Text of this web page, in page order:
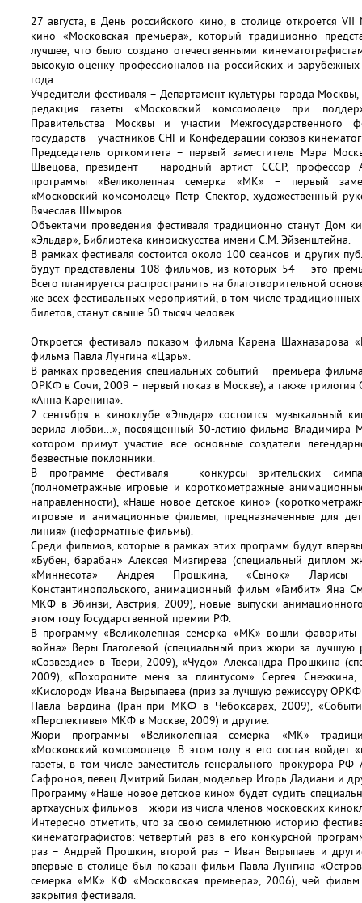
27 августа, в День российского кино, в столице откроется VII
кино «Московская премьера», который традиционно
лучшее, что было создано отечественными
высокую оценку профессионалов на российских и
года.
Учредители фестиваля – Департамент культуры города
редакция газеты «Московский комсомолец» при
Правительства Москвы и участии Межгосударственного
государств – участников СНГ и Конфедерации союзов
Председатель оргкомитета – первый заместитель Мэра
Швецова, президент – народный артист СССР, профессор
программы «Великолепная семерка «МК» – первый
«Московский комсомолец» Петр Спектор, художественный
Вячеслав Шмыров.
Объектами проведения фестиваля традиционно станут Дом
«Эльдар», Библиотека киноискусства имени С.М. Эйзенштейна.
В рамках фестиваля состоится около 100 сеансов и других
будут представлены 108 фильмов, из которых 54 – это
Всего планируется распространить на благотворительной
же всех фестивальных мероприятий, в том числе
билетов, станут свыше 50 тысяч человек.
Откроется фестиваль показом фильма Карена Шахназарова
фильма Павла Лунгина «Царь».
В рамках проведения специальных событий – премьера
ОРКФ в Сочи, 2009 – первый показ в Москве), а также трилогия
«Анна Каренина».
2 сентября в киноклубе «Эльдар» состоится музыкальный
верила любви…», посвященный 30-летию фильма Владимира
котором примут участие все основные создатели
безвестные поклонники.
В программе фестиваля – конкурсы зрительских
(полнометражные игровые и короткометражные
направленности), «Наше новое детское кино»
игровые и анимационные фильмы, предназначенные для
линия» (неформатные фильмы).
Среди фильмов, которые в рамках этих программ будут
«Бубен, барабан» Алексея Мизгирева (специальный
«Миннесота» Андрея Прошкина, «Сынок» Ларисы
Константинопольского, анимационный фильм «Гамбит» Яна
МКФ в Эбинзи, Австрия, 2009), новые выпуски
этом году Государственной премии РФ.
В программу «Великолепная семерка «МК» вошли
война» Веры Глаголевой (специальный приз жюри за
«Созвездие» в Твери, 2009), «Чудо» Александра Прошкина
2009), «Похороните меня за плинтусом» Сергея
«Кислород» Ивана Вырыпаева (приз за лучшую режиссуру
Павла Бардина (Гран-при МКФ в Чебоксарах, 2009),
«Перспективы» МКФ в Москве, 2009) и другие.
Жюри программы «Великолепная семерка «МК»
«Московский комсомолец». В этом году в его состав войдет
газеты, в том числе заместитель генерального прокурора
Сафронов, певец Дмитрий Билан, модельер Игорь Дадиани и
Программу «Наше новое детское кино» будет судить
артхаусных фильмов – жюри из числа членов московских
Интересно отметить, что за свою семилетнюю историю
кинематографистов: четвертый раз в его конкурсной
раз – Андрей Прошкин, второй раз – Иван Вырыпаев и
впервые в столице был показан фильм Павла Лунгина
семерка «МК» КФ «Московская премьера», 2006), чей
закрытия фестиваля.